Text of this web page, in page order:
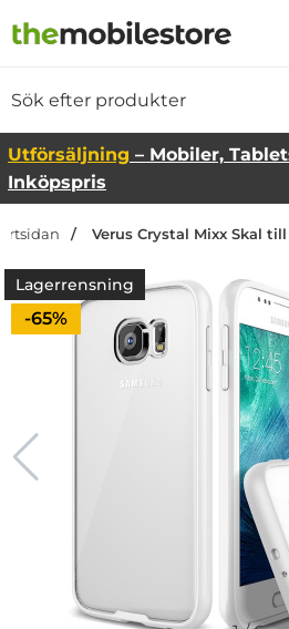
Startsidan för
Utförsäljning – Mobiler,
Inköpspris
Verus Crystal Mixx Skal
Lagerrensning
Priset är nedsatt med
-65%